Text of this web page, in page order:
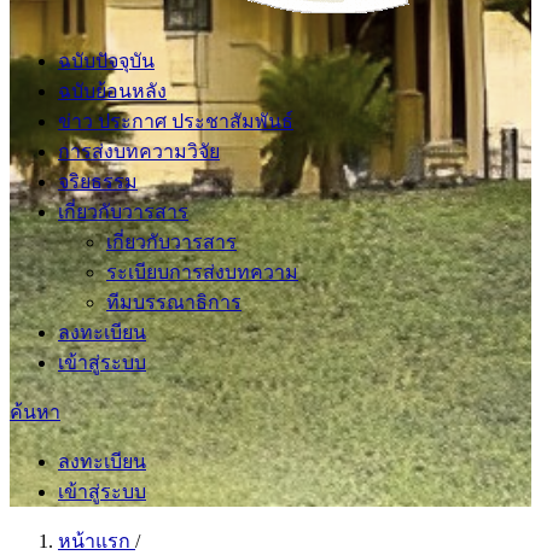
ฉบับปัจจุบัน
ฉบับย้อนหลัง
ข่าว ประกาศ ประชาสัมพันธ์
การส่งบทความวิจัย
จริยธรรม
เกี่ยวกับวารสาร
เกี่ยวกับวารสาร
ระเบียบการส่งบทความ
ทีมบรรณาธิการ
ลงทะเบียน
เข้าสู่ระบบ
ค้นหา
ลงทะเบียน
เข้าสู่ระบบ
หน้าแรก /